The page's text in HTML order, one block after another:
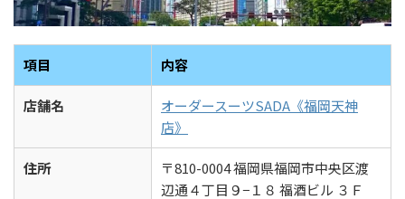
項目 内容
店舗名
オーダースーツSADA《福岡天神
店》
住所
〒810-0004 福岡県福岡市中央区渡
辺通４丁目９−１８ 福酒ビル ３Ｆ